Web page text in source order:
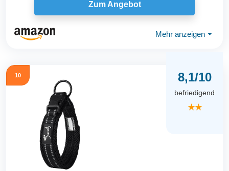
Zum Angebot
Mehr anzeigen ⏷
10 8,1/10
befriedigend
★★